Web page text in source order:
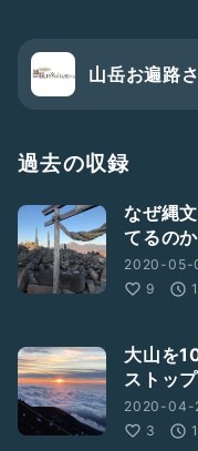
山岳お遍路
過去の収録
なぜ縄
てるの
2020-05-
9
大山を
ストップ
2020-04-
3